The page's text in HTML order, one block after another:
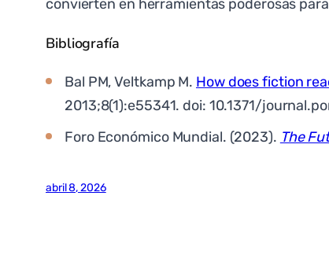
convierten en herramientas poderosas
Bibliografía
Bal PM, Veltkamp M. How does fiction
2013;8(1):e55341. doi: 10.1371/
Foro Económico Mundial. (2023). The
abril 8, 2026